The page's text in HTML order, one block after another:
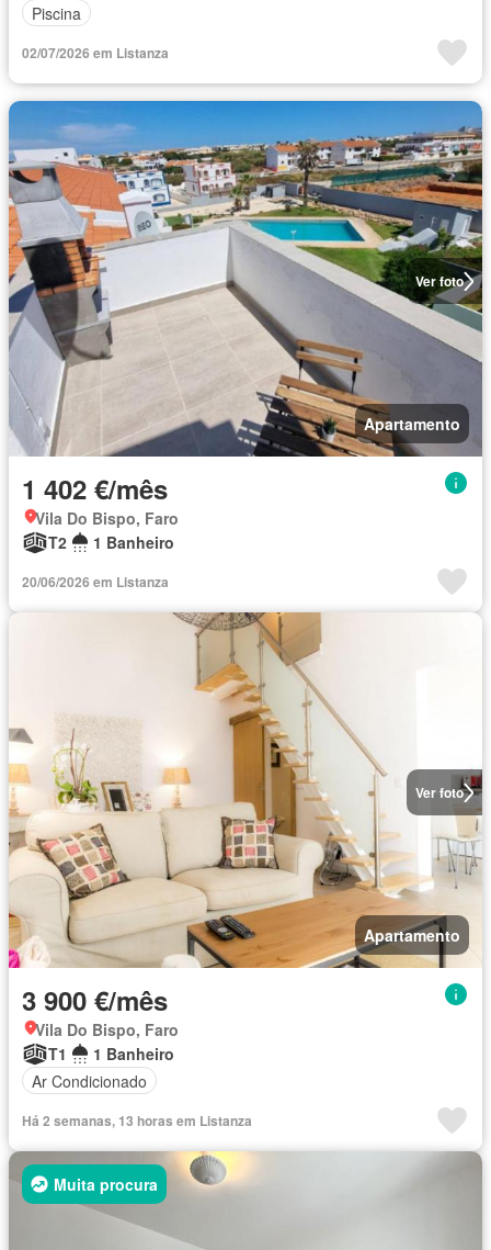
Piscina
02/07/2026 em Listanza
Ver foto
Apartamento
1 402 €/mês
Vila Do Bispo, Faro
T2
1 Banheiro
20/06/2026 em Listanza
Ver foto
Apartamento
3 900 €/mês
Vila Do Bispo, Faro
T1
1 Banheiro
Ar Condicionado
Há 2 semanas, 13 horas em Listanza
Muita procura